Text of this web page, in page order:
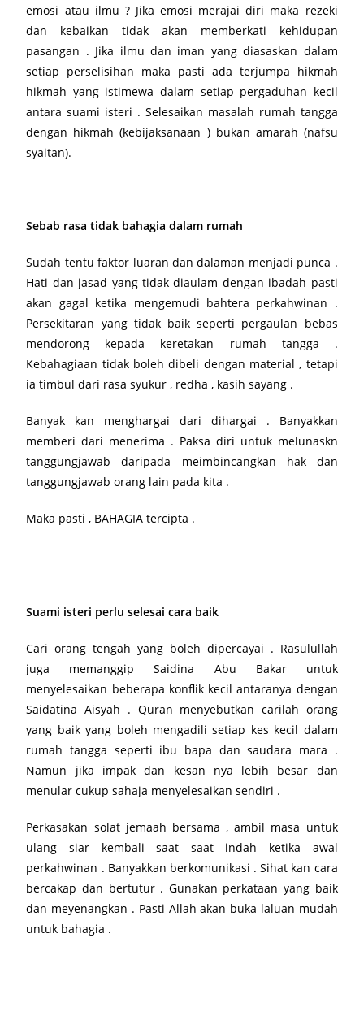
emosi atau ilmu ? Jika emosi merajai diri maka rezeki
dan kebaikan tidak akan memberkati kehidupan
pasangan . Jika ilmu dan iman yang diasaskan dalam
setiap perselisihan maka pasti ada terjumpa hikmah
hikmah yang istimewa dalam setiap pergaduhan kecil
antara suami isteri . Selesaikan masalah rumah tangga
dengan hikmah (kebijaksanaan ) bukan amarah (nafsu
syaitan).
Sebab rasa tidak bahagia dalam rumah
Sudah tentu faktor luaran dan dalaman menjadi punca .
Hati dan jasad yang tidak diaulam dengan ibadah pasti
akan gagal ketika mengemudi bahtera perkahwinan .
Persekitaran yang tidak baik seperti pergaulan bebas
mendorong kepada keretakan rumah tangga .
Kebahagiaan tidak boleh dibeli dengan material , tetapi
ia timbul dari rasa syukur , redha , kasih sayang .
Banyak kan menghargai dari dihargai . Banyakkan
memberi dari menerima . Paksa diri untuk melunaskn
tanggungjawab daripada meimbincangkan hak dan
tanggungjawab orang lain pada kita .
Maka pasti , BAHAGIA tercipta .
Suami isteri perlu selesai cara baik
Cari orang tengah yang boleh dipercayai . Rasulullah
juga memanggip Saidina Abu Bakar untuk
menyelesaikan beberapa konflik kecil antaranya dengan
Saidatina Aisyah . Quran menyebutkan carilah orang
yang baik yang boleh mengadili setiap kes kecil dalam
rumah tangga seperti ibu bapa dan saudara mara .
Namun jika impak dan kesan nya lebih besar dan
menular cukup sahaja menyelesaikan sendiri .
Perkasakan solat jemaah bersama , ambil masa untuk
ulang siar kembali saat saat indah ketika awal
perkahwinan . Banyakkan berkomunikasi . Sihat kan cara
bercakap dan bertutur . Gunakan perkataan yang baik
dan meyenangkan . Pasti Allah akan buka laluan mudah
untuk bahagia .